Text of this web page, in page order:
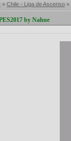
» Chile - Liga de Ascenso »
by Nahue